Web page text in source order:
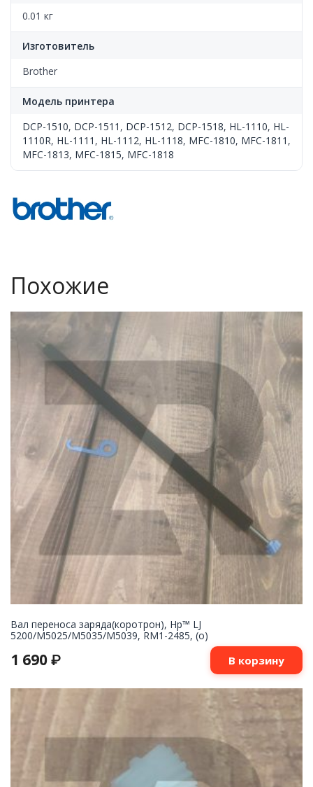
0.01 кг
Изготовитель
Brother
Модель принтера
DCP-1510, DCP-1511 , DCP-1512, DCP-1518, HL-1110, HL-
1110R, HL-1111 , HL-1112, HL-1118, MFC-1810, MFC-1811 ,
MFC-1813, MFC-1815, MFC-1818
Похожие
Вал переноса заряда(коротрон), Hp™ LJ
5200/M5025/M5035/M5039, RM1-2485, (о)
1 690 ₽ В корзину